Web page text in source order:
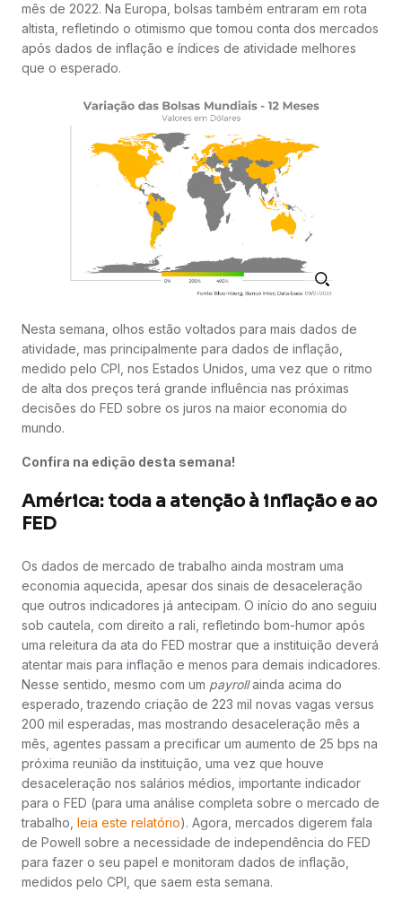
mês de 2022. Na Europa, bolsas também entraram em rota
altista, refletindo o otimismo que tomou conta dos mercados
após dados de inflação e índices de atividade melhores
que o esperado.
Nesta semana, olhos estão voltados para mais dados de
atividade, mas principalmente para dados de inflação,
medido pelo CPI, nos Estados Unidos, uma vez que o ritmo
de alta dos preços terá grande influência nas próximas
decisões do FED sobre os juros na maior economia do
mundo.
Confira na edição desta semana!
América: toda a atenção à inflação e ao
FED
Os dados de mercado de trabalho ainda mostram uma
economia aquecida, apesar dos sinais de desaceleração
que outros indicadores já antecipam. O início do ano seguiu
sob cautela, com direito a rali, refletindo bom-humor após
uma releitura da ata do FED mostrar que a instituição deverá
atentar mais para inflação e menos para demais indicadores.
Nesse sentido, mesmo com um payrollainda acima do
esperado, trazendo criação de 223 mil novas vagas versus
200 mil esperadas, mas mostrando desaceleração mês a
mês, agentes passam a precificar um aumento de 25 bps na
próxima reunião da instituição, uma vez que houve
desaceleração nos salários médios, importante indicador
para o FED (para uma análise completa sobre o mercado de
trabalho, leia este relatório). Agora, mercados digerem fala
de Powell sobre a necessidade de independência do FED
para fazer o seu papel e monitoram dados de inflação,
medidos pelo CPI, que saem esta semana.